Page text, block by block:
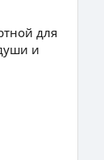
для
и